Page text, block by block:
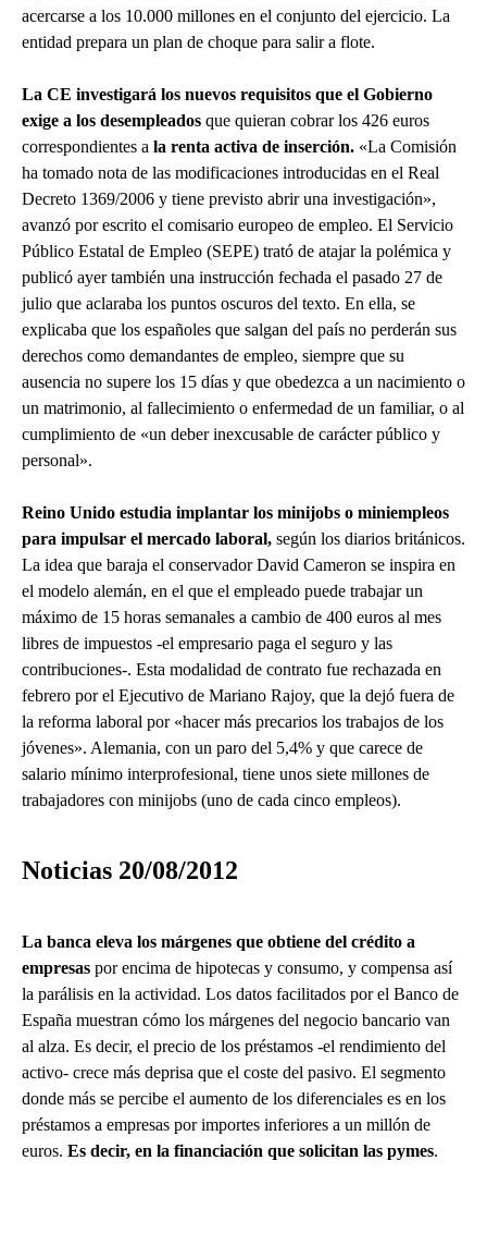
acercarse a los 10.000 millones en el conjunto del ejercicio. La
entidad prepara un plan de choque para salir a flote.
La CE investigará los nuevos requisitos que el Gobierno
exige a los desempleados que quieran cobrar los 426 euros
correspondientes a la renta activa de inserción. «La Comisión
ha tomado nota de las modificaciones introducidas en el Real
Decreto 1369/2006 y tiene previsto abrir una investigación»,
avanzó por escrito el comisario europeo de empleo. El Servicio
Público Estatal de Empleo (SEPE) trató de atajar la polémica y
publicó ayer también una instrucción fechada el pasado 27 de
julio que aclaraba los puntos oscuros del texto. En ella, se
explicaba que los españoles que salgan del país no perderán sus
derechos como demandantes de empleo, siempre que su
ausencia no supere los 15 días y que obedezca a un nacimiento o
un matrimonio, al fallecimiento o enfermedad de un familiar, o al
cumplimiento de «un deber inexcusable de carácter público y
personal».
Reino Unido estudia implantar los minijobs o miniempleos
para impulsar el mercado laboral, según los diarios británicos.
La idea que baraja el conservador David Cameron se inspira en
el modelo alemán, en el que el empleado puede trabajar un
máximo de 15 horas semanales a cambio de 400 euros al mes
libres de impuestos -el empresario paga el seguro y las
contribuciones-. Esta modalidad de contrato fue rechazada en
febrero por el Ejecutivo de Mariano Rajoy, que la dejó fuera de
la reforma laboral por «hacer más precarios los trabajos de los
jóvenes». Alemania, con un paro del 5,4% y que carece de
salario mínimo interprofesional, tiene unos siete millones de
trabajadores con minijobs (uno de cada cinco empleos).
Noticias 20/08/2012
La banca eleva los márgenes que obtiene del crédito a
empresas por encima de hipotecas y consumo, y compensa así
la parálisis en la actividad. Los datos facilitados por el Banco de
España muestran cómo los márgenes del negocio bancario van
al alza. Es decir, el precio de los préstamos -el rendimiento del
activo- crece más deprisa que el coste del pasivo. El segmento
donde más se percibe el aumento de los diferenciales es en los
préstamos a empresas por importes inferiores a un millón de
euros. Es decir, en la financiación que solicitan las pymes.